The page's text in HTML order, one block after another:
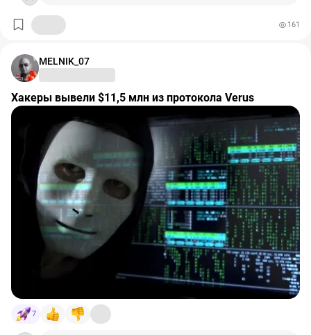
161
MELNIK_07
Хакеры вывели $11,5 млн из протокола Verus
7